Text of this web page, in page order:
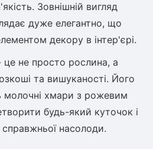
Зовнішній вигляд
дуже елегантно, що
декору в інтер'єрі.
не просто рослина, а
та вишуканості. Його
молочні хмари з рожевим
будь-який куточок і
насолоди.